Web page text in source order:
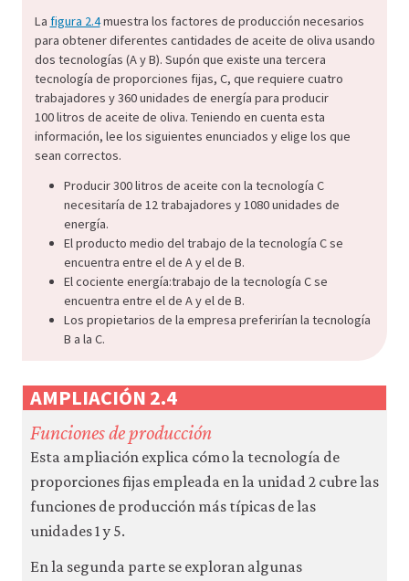
La figura 2.4muestra los factores de producción necesarios
para obtener diferentes cantidades de aceite de oliva usando
dos tecnologías (A y B). Supón que existe una tercera
tecnología de proporciones fijas, C, que requiere cuatro
trabajadores y 360 unidades de energía para producir
100 litros de aceite de oliva. Teniendo en cuenta esta
información, lee los siguientes enunciados y elige los que
sean correctos.
Producir 300 litros de aceite con la tecnología C
necesitaría de 12 trabajadores y 1080 unidades de
energía.
El producto medio del trabajo de la tecnología C se
encuentra entre el de A y el de B.
El cociente energía:trabajo de la tecnología C se
encuentra entre el de A y el de B.
Los propietarios de la empresa preferirían la tecnología
B a la C.
AMPLIACIÓN 2.4
Funciones de producción
Esta ampliación explica cómo la tecnología de
proporciones fijas empleada en la unidad 2 cubre las
funciones de producción más típicas de las
unidades 1 y 5.
En la segunda parte se exploran algunas